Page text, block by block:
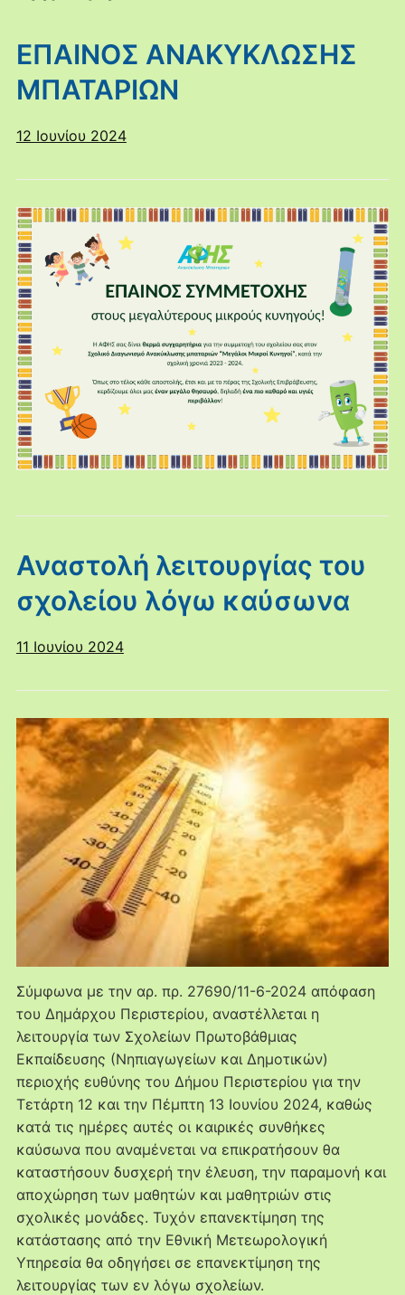
ΕΠΑΙΝΟΣ ΑΝΑΚΥΚΛΩΣΗΣ
ΜΠΑΤΑΡΙΩΝ
12 Ιουνίου 2024
Αναστολή λειτουργίας του
σχολείου λόγω καύσωνα
11 Ιουνίου 2024
Σύμφωνα με την αρ. πρ. 27690/11-6-2024 απόφαση
του Δημάρχου Περιστερίου, αναστέλλεται η
λειτουργία των Σχολείων Πρωτοβάθμιας
Εκπαίδευσης (Νηπιαγωγείων και Δημοτικών)
περιοχής ευθύνης του Δήμου Περιστερίου για την
Τετάρτη 12 και την Πέμπτη 13 Ιουνίου 2024, καθώς
κατά τις ημέρες αυτές οι καιρικές συνθήκες
καύσωνα που αναμένεται να επικρατήσουν θα
καταστήσουν δυσχερή την έλευση, την παραμονή και
αποχώρηση των μαθητών και μαθητριών στις
σχολικές μονάδες. Τυχόν επανεκτίμηση της
κατάστασης από την Εθνική Μετεωρολογική
Υπηρεσία θα οδηγήσει σε επανεκτίμηση της
λειτουργίας των εν λόγω σχολείων.